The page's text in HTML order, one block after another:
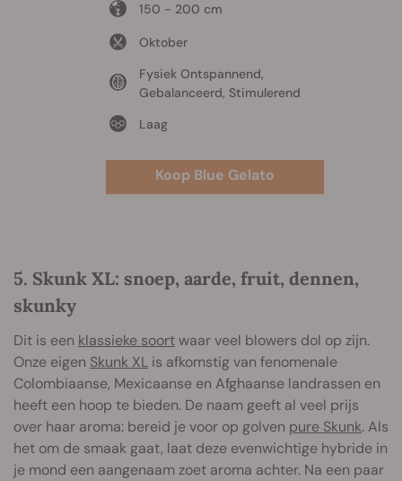
150 - 200 cm
Oktober
Fysiek Ontspannend,
Gebalanceerd, Stimulerend
Laag
Koop Blue Gelato
5. Skunk XL: snoep, aarde, fruit, dennen,
skunky
Dit is een klassieke soortwaar veel blowers dol op zijn.
Onze eigen Skunk XL is afkomstig van fenomenale
Colombiaanse, Mexicaanse en Afghaanse landrassen en
heeft een hoop te bieden. De naam geeft al veel prijs
over haar aroma: bereid je voor op golven pure Skunk. Als
het om de smaak gaat, laat deze evenwichtige hybride in
je mond een aangenaam zoet aroma achter. Na een paar